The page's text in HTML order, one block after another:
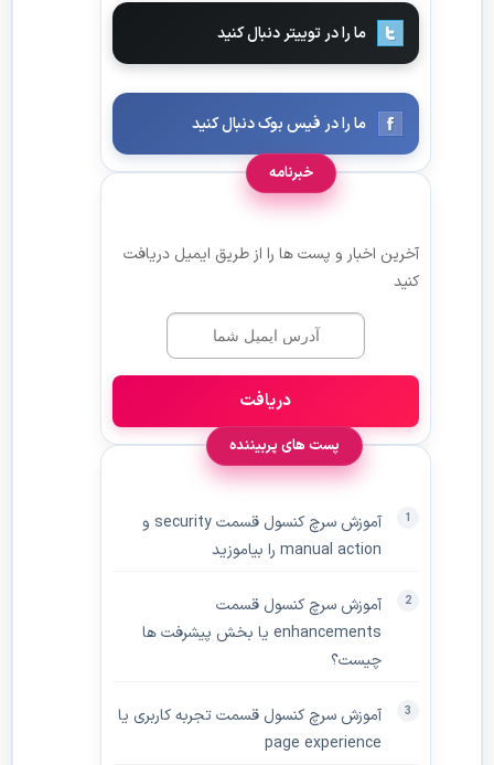
ما را در توییتر دنبال کنید
ما را در فیس بوک دنبال کنید
خبرنامه
آخرین اخبار و پست ها را از طریق ایمیل دریافت
کنید
دریافت
پست های پربیننده
آموزش سرچ کنسول قسمت security و
manual action را بیاموزید
آموزش سرچ کنسول قسمت
enhancements یا بخش پیشرفت ها
چیست؟
آموزش سرچ کنسول قسمت تجربه کاربری یا
page experience